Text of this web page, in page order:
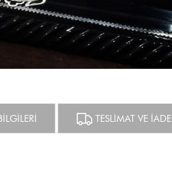
TESLİMAT VE İADE